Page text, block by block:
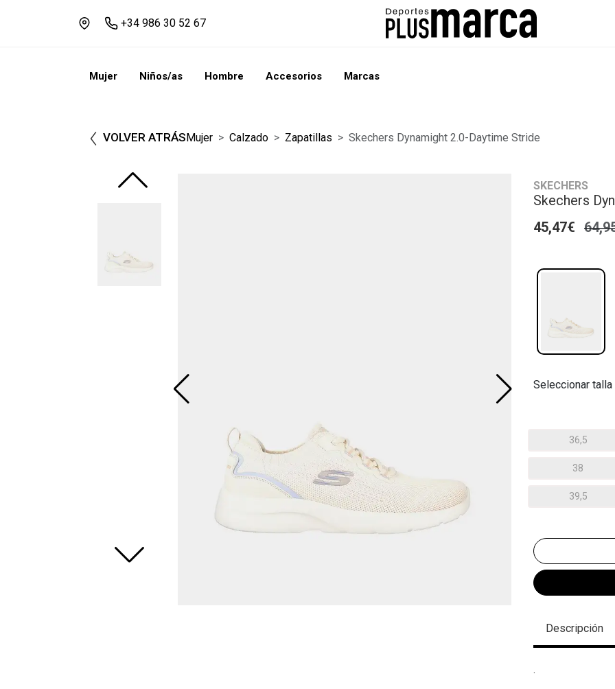
+34 986 30 52 67
Mujer Niños/as Hombre Accesorios Marcas
VOLVER ATRÁSMujer Calzado Zapatillas Skechers Dynamight 2.0-Daytime Stride
SKECHERS
Skechers
45,47€
Seleccionar talla
36,5
38
39,5
Descripción
.